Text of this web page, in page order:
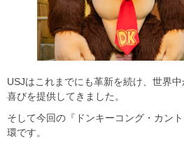
USJはこれまでにも革新を続け、世界
喜びを提供してきました。
そして今回の『ドンキーコング・カン
環です。